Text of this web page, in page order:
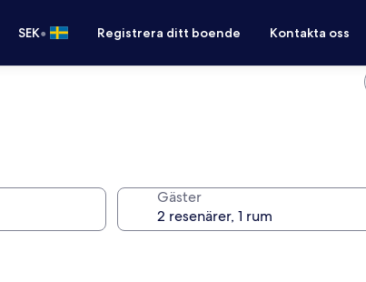
SEK• Registrera ditt boende Kontakta oss
Gäster